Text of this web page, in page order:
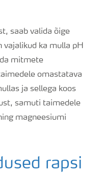
saab valida õige
ka mulla pH
mitmete
omastatava
ja sellega koos
samuti taimedele
magneesiumi
rapsi